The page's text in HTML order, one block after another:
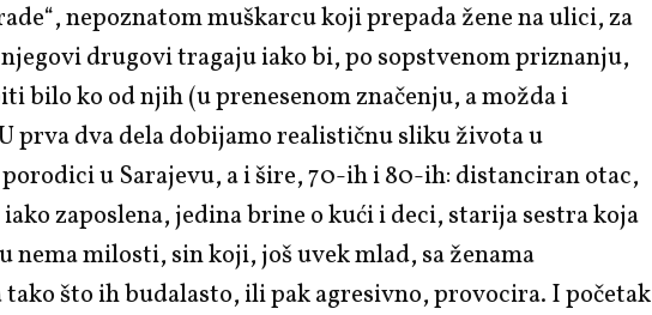
nepoznatom muškarcu koji prepadaženena ulici, za
drugovi tragaju iako bi, po sopstvenom priznanju,
bilo ko od njih (u prenesenom značenju, a možda i
prva dva dela dobijamo realističnu sliku života u
u Sarajevu, a i šire, 70-ih i 80-ih: distanciran otac,
zaposlena, jedina brine o kući i deci, starija sestra koja
nema milosti, sin koji, još uvek mlad, saženama
što ih budalasto, ili pak agresivno, provocira. I početak